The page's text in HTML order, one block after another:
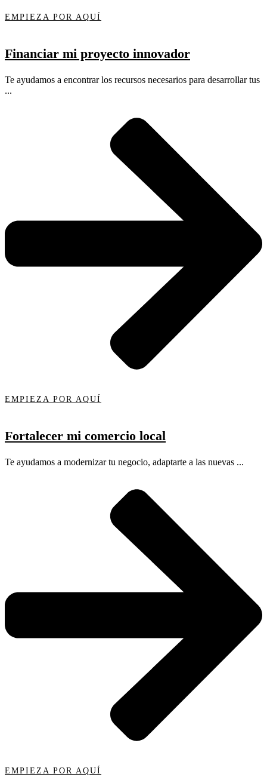
EMPIEZA POR AQUÍ
Financiar mi proyecto innovador
Te ayudamos a encontrar los recursos necesarios para desarrollar tus
...
EMPIEZA POR AQUÍ
Fortalecer mi comercio local
Te ayudamos a modernizar tu negocio, adaptarte a las nuevas ...
EMPIEZA POR AQUÍ